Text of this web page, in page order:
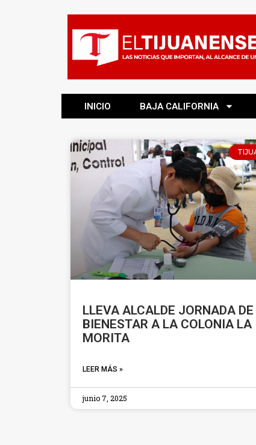
INICIO BAJA CALIFORNIA
LLEVA ALCALDE JORNADA DE
BIENESTAR A LA COLONIA LA
MORITA
LEER MÁS »
junio 7, 2025